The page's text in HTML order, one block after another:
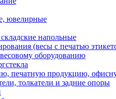
ювелирные
напольные
(весы с печатью
оборудованию
печатную продукцию,
толкатели и задние опоры